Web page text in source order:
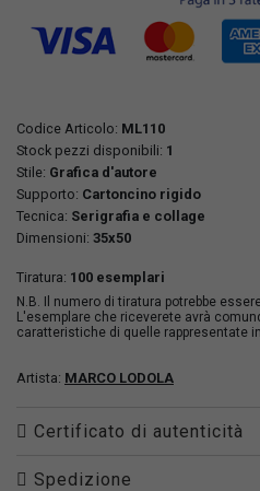
Codice Articolo: ML110
Stock pezzi disponibili: 1
Stile: Grafica d'autore
Supporto: Cartoncino rigido
Tecnica: Serigrafia e collage
Dimensioni: 35x50
Tiratura: 100 esemplari
N.B. Il numero di tiratura potrebbe
L'esemplare che riceverete avrà
caratteristiche di quelle rappresentate
Artista: MARCO LODOLA
Certificato di autenticità
Spedizione